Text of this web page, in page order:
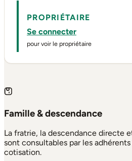
PROPRIÉTAIRE
Se connecter
pour voir le propriétaire
Famille & descendance
La fratrie, la descendance directe
sont consultables par les
cotisation.